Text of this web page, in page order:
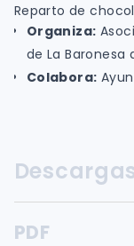
Reparto de
Organiza:
de La Baronesa
Colabora:
PDF